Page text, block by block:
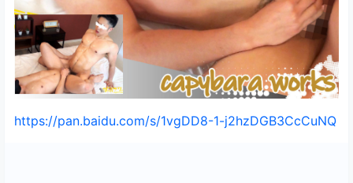
https://pan.baidu.com/s/1vgDD8-1-j2hzDGB3CcCuNQ